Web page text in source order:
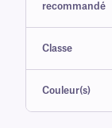
recommandé
Classe
Couleur(s)